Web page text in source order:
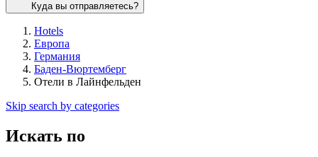
Куда вы отправляетесь?
Hotels
Европа
Германия
Баден-Вюртемберг
Отели в Лайнфельден
Skip search by categories
Искать по